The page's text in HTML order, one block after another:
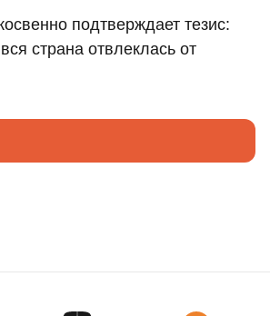
подтверждает тезис:
страна отвлеклась от